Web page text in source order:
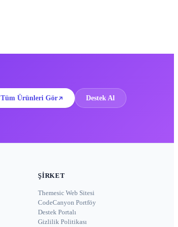
Tüm Ürünleri Gör Destek Al
ŞIRKET
Themesic Web Sitesi
CodeCanyon Portföy
Destek Portalı
Gizlilik Politikası